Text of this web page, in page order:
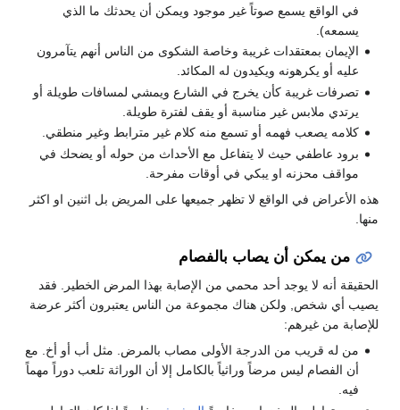
صوتاً غير موجود ويمكن أن يحدثك ما الذي
غريبة وخاصة الشكوى من الناس أنهم يتآمرون
ويكيدون له المكائد.
كأن يخرج في الشارع ويمشي لمسافات طويلة أو
غير مناسبة أو يقف لفترة طويلة.
فهمه أو تسمع منه كلام غير مترابط وغير منطقي.
حيث لا يتفاعل مع الأحداث من حوله أو يضحك في
او يبكي في أوقات مفرحة.
الواقع لا تظهر جميعها على المريض بل اثنين او اكثر
أن يصاب بالفصام
يوجد أحد محمي من الإصابة بهذا المرض الخطير. فقد
هناك مجموعة من الناس يعتبرون أكثر عرضة
من الدرجة الأولى مصاب بالمرض. مثل أب أو أخ. مع
مرضاً وراثياً بالكامل إلا أن الوراثة تلعب دوراً مهماً